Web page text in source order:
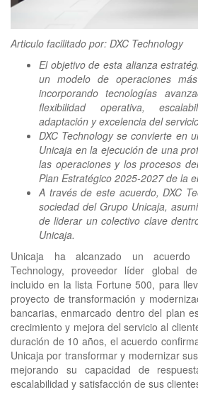
Articulo facilitado por: DXC Technology
El objetivo de esta alianza
un modelo de operaciones
incorporando tecnologías
flexibilidad operativa,
adaptación y excelencia del
DXC Technology se convierte en
Unicaja en la ejecución de una
las operaciones y los procesos
Plan Estratégico 2025-2027 de la
A través de este acuerdo, DXC
sociedad del Grupo Unicaja,
de liderar un colectivo clave
Unicaja.
Unicaja ha alcanzado un acuerdo
Technology, proveedor líder global
incluido en la lista Fortune 500, para
proyecto de transformación y
bancarias, enmarcado dentro del plan
crecimiento y mejora del servicio al
duración de 10 años, el acuerdo
Unicaja por transformar y modernizar
mejorando su capacidad de
escalabilidad y satisfacción de sus